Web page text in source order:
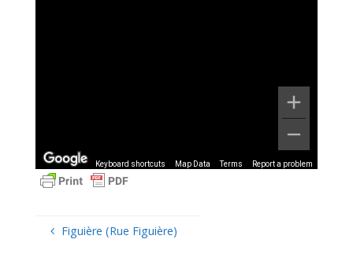
Keyboard shortcuts Map Data Terms Report a problem
Figuière (Rue Figuière)